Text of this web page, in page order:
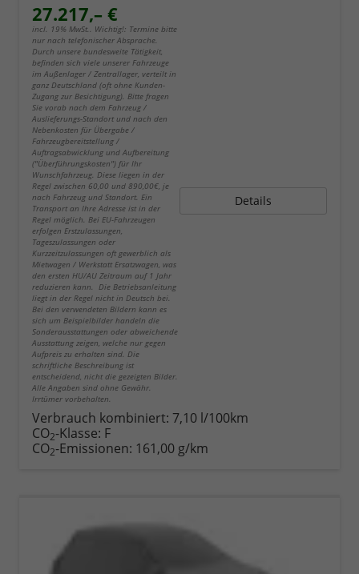
27.217,– €
incl. 19% MwSt.. Wichtig!: Termine bitte
nur nach telefonischer Absprache.
Durch unsere bundesweite Tätigkeit,
befinden sich viele unserer Fahrzeuge
im Außenlager / Zentrallager, verteilt in
ganz Deutschland (oft ohne Kunden-
Zugang zur Besichtigung). Bitte fragen
Sie vorab nach dem Fahrzeug /
Auslieferungs-Standort und nach den
Nebenkosten für Übergabe /
Fahrzeugbereitstellung /
Auftragsabwicklung und Aufbereitung
("Überführungskosten") für Ihr
Wunschfahrzeug. Diese liegen in der
Regel zwischen 60,00 und 890,00€, je
nach Fahrzeug und Standort. Ein
Transport an Ihre Adresse ist in der
Regel möglich. Bei EU-Fahrzeugen
erfolgen Erstzulassungen,
Tageszulassungen oder
Kurzzeitzulassungen oft gewerblich als
Mietwagen / Werkstatt Ersatzwagen, was
den ersten HU/AU Zeitraum auf 1 Jahr
reduzieren kann. Die Betriebsanleitung
liegt in der Regel nicht in Deutsch bei.
Bei den verwendeten Bildern kann es
sich um Beispielbilder handeln die
Sonderausstattungen oder abweichende
Ausstattung zeigen, welche nur gegen
Aufpreis zu erhalten sind. Die
schriftliche Beschreibung ist
entscheidend, nicht die gezeigten Bilder.
Alle Angaben sind ohne Gewähr.
Irrtümer vorbehalten.
Details
Verbrauch kombiniert: 7,10 l/100km
CO2-Klasse: F
CO2-Emissionen: 161,00 g/km